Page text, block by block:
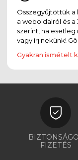
Összegyűjtöttük
a weboldalról és
szerint, ha
vagy írj nekünk!
Gyakran ismételt
FIZETÉS